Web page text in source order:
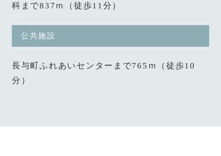
科まで837ｍ（徒歩11分）
公共施設
長与町ふれあいセンターまで765ｍ（徒歩10
分）